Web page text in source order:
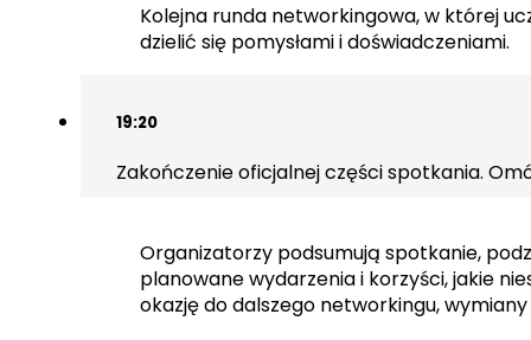
Kolejna runda networkingowa, w której
dzielić się pomysłami i doświadczeniami.
19:20
Zakończenie oficjalnej części spotkania.
Organizatorzy podsumują spotkanie,
planowane wydarzenia i korzyści, jakie
okazję do dalszego networkingu,